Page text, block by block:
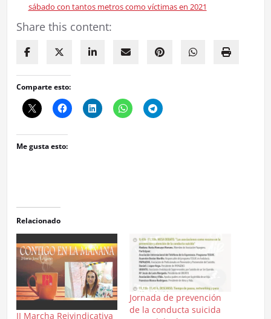
sábado con tantos metros como víctimas en 2021
Share this content:
Comparte esto:
Me gusta esto:
Relacionado
II Marcha Reivindicativa
Jornada de prevención
de la conducta suicida